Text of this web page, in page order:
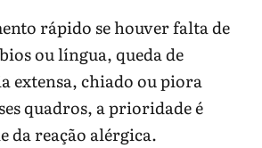
rápido se houver falta de
ou língua, queda de
extensa, chiado ou piora
quadros, a prioridade é
da reação alérgica.